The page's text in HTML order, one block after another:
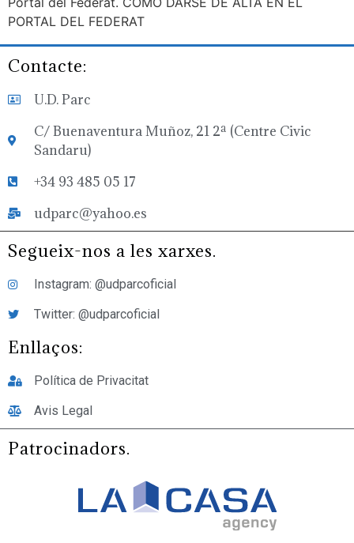
PORTAL DEL FEDERAT
Contacte:
U.D. Parc
C/ Buenaventura Muñoz, 21 2ª (Centre Civic
Sandaru)
+34 93 485 05 17
udparc@yahoo.es
Segueix-nos a les xarxes.
Instagram: @udparcoficial
Twitter: @udparcoficial
Enllaços:
Política de Privacitat
Avis Legal
Patrocinadors.